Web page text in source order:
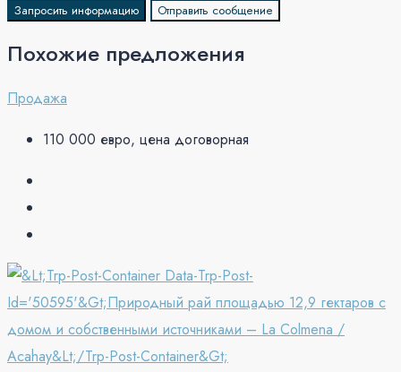
Запросить информацию Отправить сообщение
Похожие предложения
Продажа
110 000 евро, цена договорная